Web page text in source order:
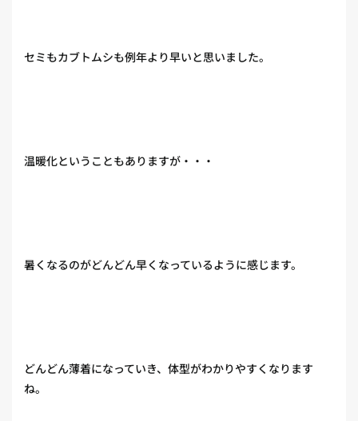
セミもカブトムシも例年より早いと思いました。
温暖化ということもありますが・・・
暑くなるのがどんどん早くなっているように感じます。
どんどん薄着になっていき、体型がわかりやすくなります
ね。